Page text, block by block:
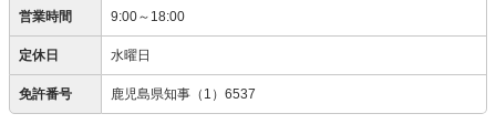
営業時間 9:00～18:00
定休日 水曜日
免許番号 鹿児島県知事（1）6537